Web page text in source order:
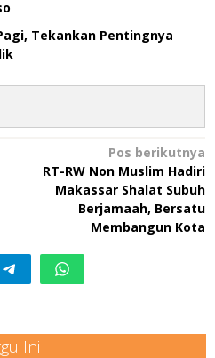
Tekankan Pentingnya
Pos berikutnya
RT-RW Non Muslim Hadiri
Makassar Shalat Subuh
Berjamaah, Bersatu
Membangun Kota
Ini